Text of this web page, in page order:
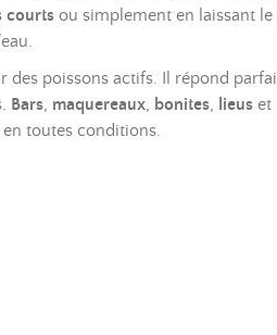
courts ou simplement en laissant
des poissons actifs. Il répond
Bars, maquereaux, bonites, lieus et
toutes conditions.